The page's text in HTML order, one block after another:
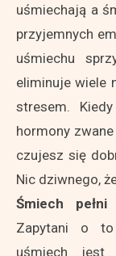
uśmiechają a
przyjemnych
uśmiechu
eliminuje wiele
stresem.
hormony
czujesz się
Nic dziwnego,
Śmiech
Zapytani o to
uśmiech